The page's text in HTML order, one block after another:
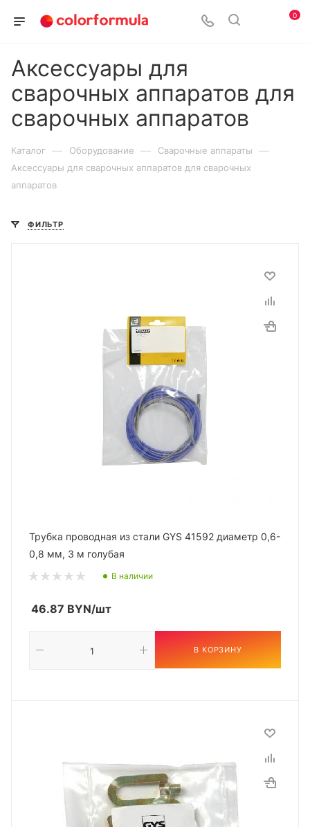
0
Аксессуары для
сварочных аппаратов для
сварочных аппаратов
Каталог — Оборудование — Сварочные аппараты —
Аксессуары для сварочных аппаратов для сварочных
аппаратов
ФИЛЬТР
Трубка проводная из стали GYS 41592 диаметр 0,6-
0,8 мм, 3 м голубая
В наличии
46.87 BYN/шт
В КОРЗИНУ